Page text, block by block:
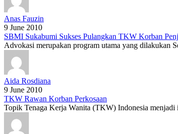
Anas Fauzin
9 June 2010
SBMI Sukabumi Sukses Pulangkan TKW Korban
Advokasi merupakan program utama yang dilakukan
Aida Rosdiana
9 June 2010
TKW Rawan Korban Perkosaan
Topik Tenaga Kerja Wanita (TKW) Indonesia menjadi